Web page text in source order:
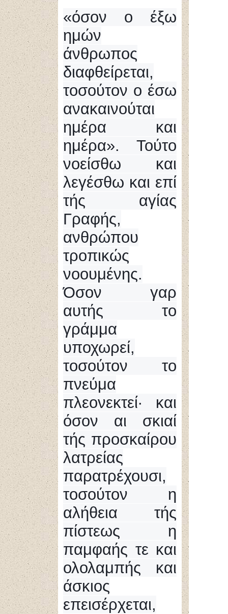
«όσον ο έξω
ημών
άνθρωπος
διαφθείρεται,
τοσούτον ο έσω
ανακαινούται
ημέρα και
ημέρα». Τούτο
νοείσθω και
λεγέσθω και επί
τής αγίας
Γραφής,
ανθρώπου
τροπικώς
νοουμένης.
Όσον γαρ
αυτής το
γράμμα
υποχωρεί,
τοσούτον το
πνεύμα
πλεονεκτεί· και
όσον αι σκιαί
τής προσκαίρου
λατρείας
παρατρέχουσι,
τοσούτον η
αλήθεια τής
πίστεως η
παμφαής τε και
ολολαμπής και
άσκιος
επεισέρχεται,